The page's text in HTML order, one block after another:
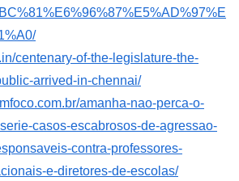
centenary-of-the-legislature-the-
arrived-in-chennai/
amanha-nao-perca-o-
casos-escabrosos-de-agressao-
contra-professores-
e-diretores-de-escolas/